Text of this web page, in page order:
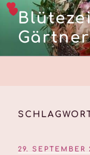
Zum
Inhalt
springen
29. SEPTEMBER